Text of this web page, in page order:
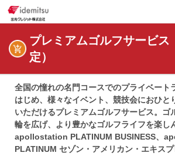
プレミアムゴルフサービス
定）
全国の憧れの名門コースでのプライベート
はじめ、様々なイベント、競技会におひと
いただけるプレミアムゴルフサービス。ゴ
輪を広げ、より豊かなゴルフライフを楽し
apollostation PLATINUM BUSINESS、
PLATINUM セゾン・アメリカン・エキス